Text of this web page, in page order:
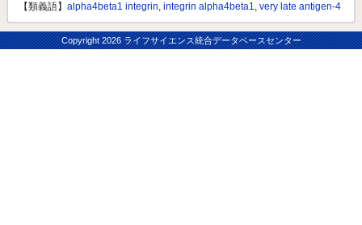
【類義語】 alpha4beta1 integrin, integrin alpha4beta1, very late antigen-4
Copyright2026 ライフサイエンス統合データベースセンター